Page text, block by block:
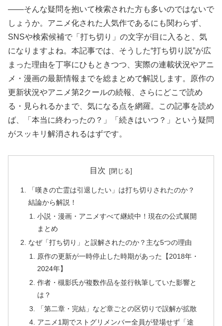
——そんな疑問を抱いて検索された方も多いのではないで
しょうか。アニメ化された人気作であるにも関わらず、
SNSや検索候補で「打ち切り」の文字が目に入ると、気
になりますよね。本記事では、そうした“打ち切り説”が広
まった理由を丁寧にひもときつつ、実際の連載状況やアニ
メ・漫画の最新情報までを総まとめで解説します。原作の
更新状況やアニメ第2クールの続報、さらにどこで読め
る・見られるかまで、気になる点を網羅。この記事を読め
ば、「本当に終わったの？」「続きはいつ？」という疑問
がスッキリ解消されるはずです。
目次
「嘆きの亡霊は引退したい」は打ち切りされたのか？
結論から解説！
小説・漫画・アニメすべて継続中！現在の公式展開
まとめ
なぜ「打ち切り」と誤解されたのか？主な5つの理由
原作の更新が一時停止した時期があった【2018年・
2024年】
作者・槻影氏が複数作品を並行執筆していた影響と
は？
「第二章・完結」など章ごとの区切りで誤解が拡散
アニメ1期でストグリメンバー全員が登場せず「途